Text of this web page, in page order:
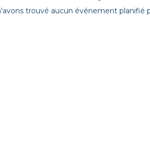
trouvé aucun événement planifié